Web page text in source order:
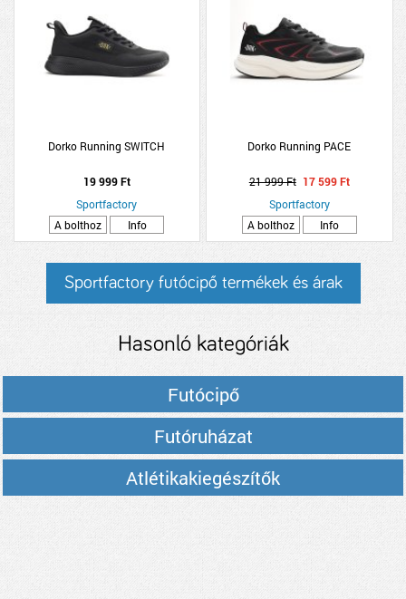
Dorko Running SWITCH
19 999 Ft
Sportfactory
A bolthoz
Info
Dorko Running PACE
21 999 Ft 17 599 Ft
Sportfactory
A bolthoz
Info
Sportfactory futócipő termékek és árak
Hasonló kategóriák
Futócipő
Futóruházat
Atlétikakiegészítők